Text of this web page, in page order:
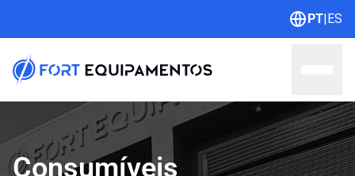
PT|ES
Home
Consumíveis